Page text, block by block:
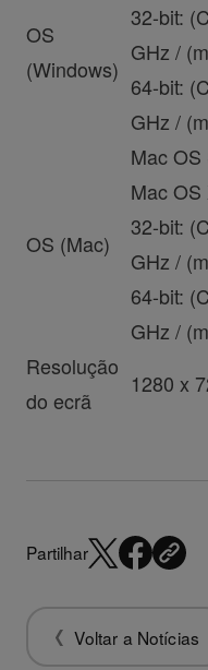
OS
(Windows)
32-bit:
GHz /
64-bit:
GHz /
OS (Mac)
Mac OS
Mac
32-bit:
GHz /
64-bit:
GHz /
Resolução
do ecrã
1280 x
Partilhar
Voltar a Notícias